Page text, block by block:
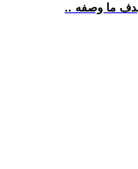
ما وصفه